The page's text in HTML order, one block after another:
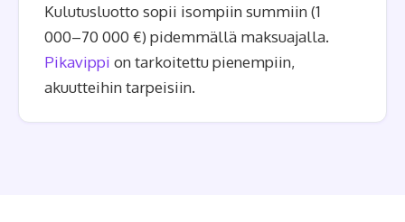
Kulutusluotto sopii isompiin summiin (1
000–70 000 €) pidemmällä maksuajalla.
Pikavippi on tarkoitettu pienempiin,
akuutteihin tarpeisiin.